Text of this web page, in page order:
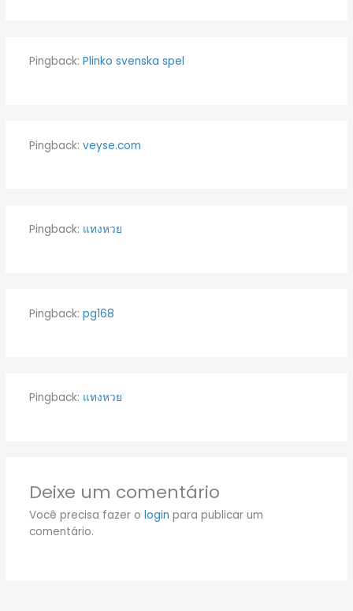
Pingback: Plinko svenska spel
Pingback: veyse.com
Pingback: แทงหวย
Pingback: pg168
Pingback: แทงหวย
Deixe um comentário
Você precisa fazer o login para publicar um
comentário.